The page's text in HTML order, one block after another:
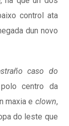
control ata
dun novo
caso do
centro da
maxia e clown,
do leste que